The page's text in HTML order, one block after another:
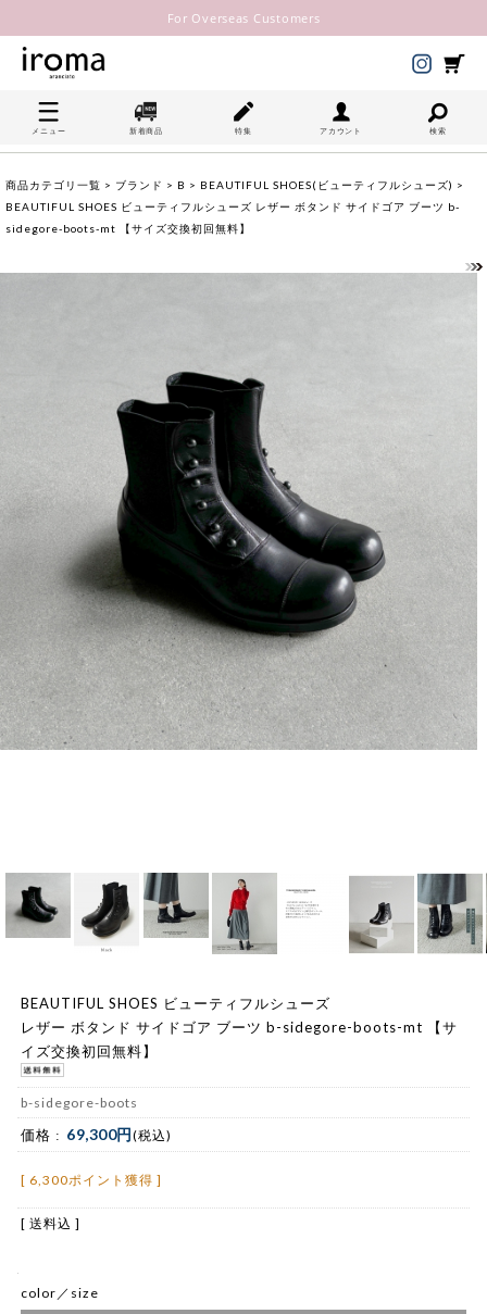
For Overseas Customers
メニュー 新着商品 特集 アカウント 検索
商品カテゴリ一覧 > ブランド > B > BEAUTIFUL SHOES(ビューティフルシューズ) >
BEAUTIFUL SHOES ビューティフルシューズ レザー ボタンド サイドゴア ブーツ b-
sidegore-boots-mt 【サイズ交換初回無料】
BEAUTIFUL SHOES ビューティフルシューズ
レザー ボタンド サイドゴア ブーツ b-sidegore-boots-mt 【サ
イズ交換初回無料】
b-sidegore-boots
価格 : 69,300円(税込)
[ 6,300ポイント獲得 ]
[ 送料込 ]
color／size